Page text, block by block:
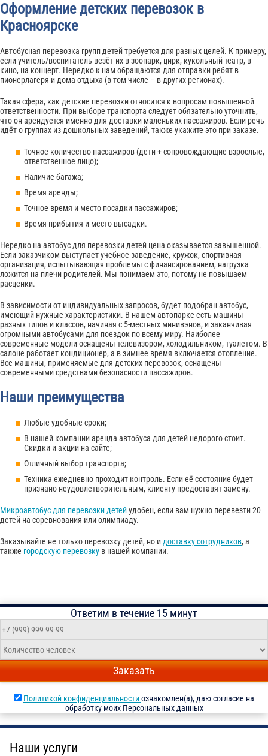
Оформление детских перевозок в
Красноярске
Автобусная перевозка групп детей требуется для разных целей. К примеру,
если учитель/воспитатель везёт их в зоопарк, цирк, кукольный театр, в
кино, на концерт. Нередко к нам обращаются для отправки ребят в
пионерлагеря и дома отдыха (в том числе – в других регионах).
Такая сфера, как детские перевозки относится к вопросам повышенной
ответственности. При выборе транспорта следует обязательно уточнить,
что он арендуется именно для доставки маленьких пассажиров. Если речь
идёт о группах из дошкольных заведений, также укажите это при заказе.
Точное количество пассажиров (дети + сопровождающие взрослые,
ответственное лицо);
Наличие багажа;
Время аренды;
Точное время и место посадки пассажиров;
Время прибытия и место высадки.
Нередко на автобус для перевозки детей цена оказывается завышенной.
Если заказчиком выступает учебное заведение, кружок, спортивная
организация, испытывающая проблемы с финансированием, нагрузка
ложится на плечи родителей. Мы понимаем это, потому не повышаем
расценки.
В зависимости от индивидуальных запросов, будет подобран автобус,
имеющий нужные характеристики. В нашем автопарке есть машины
разных типов и классов, начиная с 5-местных минивэнов, и заканчивая
огромными автобусами для поездок по всему миру. Наиболее
современные модели оснащены телевизором, холодильником, туалетом. В
салоне работает кондиционер, а в зимнее время включается отопление.
Все машины, применяемые для детских перевозок, оснащены
современными средствами безопасности пассажиров.
Наши преимущества
Любые удобные сроки;
В нашей компании аренда автобуса для детей недорого стоит.
Скидки и акции на сайте;
Отличный выбор транспорта;
Техника ежедневно проходит контроль. Если её состояние будет
признано неудовлетворительным, клиенту предоставят замену.
Микроавтобус для перевозки детейудобен, если вам нужно перевезти 20
детей на соревнования или олимпиаду.
Заказывайте не только перевозку детей, но и доставку сотрудников, а
также городскую перевозку в нашей компании.
Ответим в течение 15 минут
Заказать
Политикой конфиденциальностиознакомлен(а), даю согласие на
обработку моих Персональных данных
Наши услуги